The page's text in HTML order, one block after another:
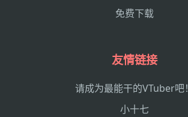
免费下载
友情链接
请成为最能干的VTuber吧！
小十七